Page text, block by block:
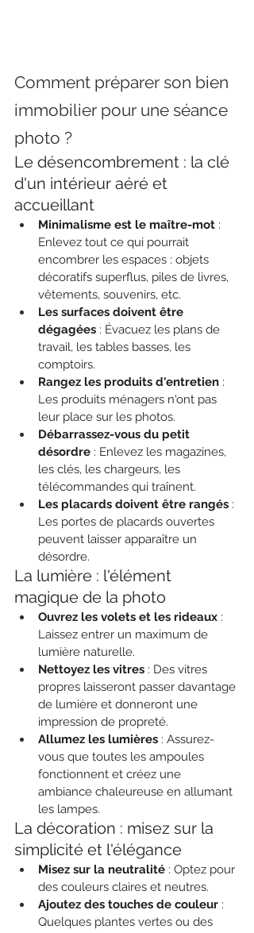
Comment préparer son bien
immobilier pour une séance
photo ?
Le désencombrement : la clé
d'un intérieur aéré et
accueillant
Minimalisme est le maître-mot :
Enlevez tout ce qui pourrait
encombrer les espaces : objets
décoratifs superflus, piles de livres,
vêtements, souvenirs, etc.
Les surfaces doivent être
dégagées : Évacuez les plans de
travail, les tables basses, les
comptoirs.
Rangez les produits d'entretien :
Les produits ménagers n'ont pas
leur place sur les photos.
Débarrassez-vous du petit
désordre : Enlevez les magazines,
les clés, les chargeurs, les
télécommandes qui traînent.
Les placards doivent être rangés :
Les portes de placards ouvertes
peuvent laisser apparaître un
désordre.
La lumière : l'élément
magique de la photo
Ouvrez les volets et les rideaux :
Laissez entrer un maximum de
lumière naturelle.
Nettoyez les vitres : Des vitres
propres laisseront passer davantage
de lumière et donneront une
impression de propreté.
Allumez les lumières : Assurez-
vous que toutes les ampoules
fonctionnent et créez une
ambiance chaleureuse en allumant
les lampes.
La décoration : misez sur la
simplicité et l'élégance
Misez sur la neutralité : Optez pour
des couleurs claires et neutres.
Ajoutez des touches de couleur :
Quelques plantes vertes ou des